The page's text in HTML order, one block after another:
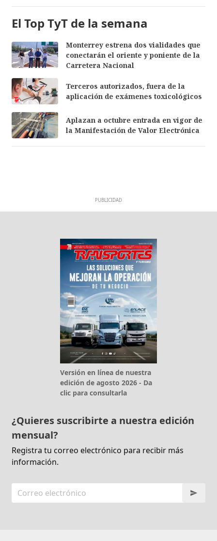
El Top TyT de la semana
Monterrey estrena dos vialidades que
conectarán el oriente y poniente de la
Carretera Nacional
Terceros autorizados, fuera de la
aplicación de exámenes toxicológicos
Aplazan a octubre entrada en vigor de
la Manifestación de Valor Electrónica
PUBLICIDAD
Versión en línea de nuestra
edición de agosto 2026 - Da
clic para consultarla
¿Quieres suscribirte a nuestra edición
mensual?
Registra tu correo electrónico para recibir más
información.